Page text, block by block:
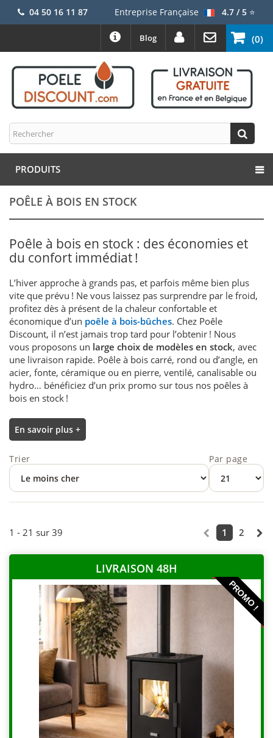
04 50 16 11 87 Entreprise Française 4.7 / 5⭐
(0)
Blog
PRODUITS
POÊLE À BOIS EN STOCK
Poêle à bois en stock : des économies et
du confort immédiat !
L’hiver approche à grands pas, et parfois même bien plus
vite que prévu ! Ne vous laissez pas surprendre par le froid,
profitez dès à présent de la chaleur confortable et
économique d’un poêle à bois-bûches. Chez Poêle
Discount, il n’est jamais trop tard pour l’obtenir ! Nous
vous proposons un large choix de modèles en stock, avec
une livraison rapide. Poêle à bois carré, rond ou d’angle, en
acier, fonte, céramique ou en pierre, ventilé, canalisable ou
hydro… bénéficiez d’un prix promo sur tous nos poêles à
bois en stock !
En savoir plus +
Trier Par page
1 2
1 - 21 sur 39
LIVRAISON 48H
PROMO !